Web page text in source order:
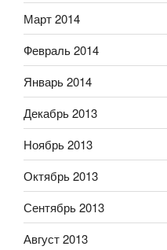
Март 2014
Февраль 2014
Январь 2014
Декабрь 2013
Ноябрь 2013
Октябрь 2013
Сентябрь 2013
Август 2013